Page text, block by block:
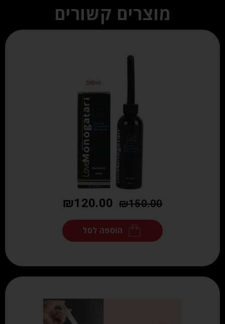
מוצרים קשורים
₪150.00
₪120.00
הוספה לסל